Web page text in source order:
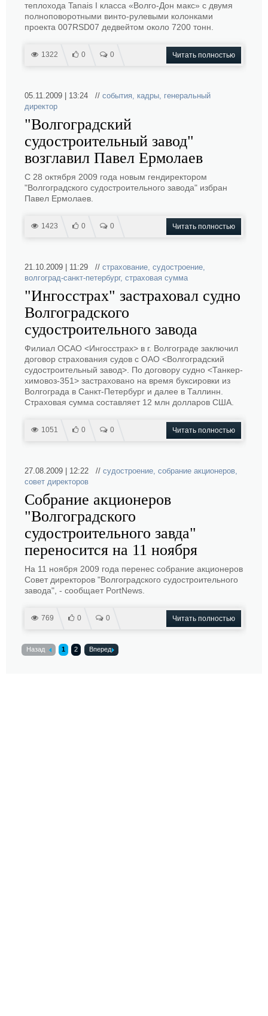
теплохода Tanais I класса «Волго-Дон макс» с двумя
полноповоротными винто-рулевыми колонками
проекта 007RSD07 дедвейтом около 7200 тонн.
1322 0 0 Читать полностью
05.11.2009 | 13:24 // события, кадры, генеральный
директор
"Волгоградский
судостроительный завод"
возглавил Павел Ермолаев
С 28 октября 2009 года новым гендиректором
"Волгоградского судостроительного завода" избран
Павел Ермолаев.
1423 0 0 Читать полностью
21.10.2009 | 11:29 // страхование, судостроение,
волгоград-санкт-петербург, страховая сумма
"Ингосстрах" застраховал судно
Волгоградского
судостроительного завода
Филиал ОСАО <Ингосстрах> в г. Волгограде заключил
договор страхования судов с ОАО <Волгоградский
судостроительный завод>. По договору судно <Танкер-
химовоз-351> застраховано на время буксировки из
Волгограда в Санкт-Петербург и далее в Таллинн.
Страховая сумма составляет 12 млн долларов США.
1051 0 0 Читать полностью
27.08.2009 | 12:22 // судостроение, собрание акционеров,
совет директоров
Собрание акционеров
"Волгоградского
судостроительного завда"
переносится на 11 ноября
На 11 ноября 2009 года перенес собрание акционеров
Совет директоров "Волгоградского судостроительного
завода", - сообщает PortNews.
769 0 0 Читать полностью
Назад 1 2 Вперед